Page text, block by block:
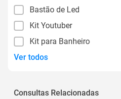
Bastão de Led
Kit Youtuber
Kit para Banheiro
Ver todos
Consultas Relacionadas